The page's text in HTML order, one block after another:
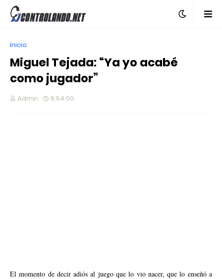
Inicio
Miguel Tejada: “Ya yo acabé
como jugador”
Admin 9:54:00
El momento de decir adiós al juego que lo vio nacer, que lo enseñó a